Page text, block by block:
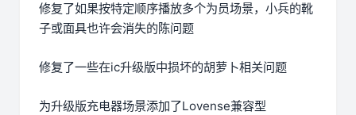
修复了如果按特定顺序播放多个为员场景，小兵的靴
子或面具也许会消失的陈问题
修复了一些在ic升级版中损坏的胡萝卜相关问题
为升级版充电器场景添加了Lovense兼容型